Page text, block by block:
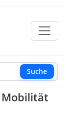
Suche
Mobilität